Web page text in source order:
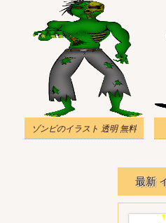
ゾンビのイラスト 透明 無料
最新